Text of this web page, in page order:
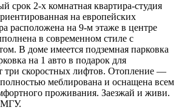
срок 2-х комнатная квартира-студия
на европейских
расположена на 9-м этаже в центре
в современном стиле с
В доме имеется подземная парковка
на 1 авто в подарок для
три скоростных лифтов. Отопление —
меблирована и оснащена всем
проживания. Заезжай и живи.
МГУ.